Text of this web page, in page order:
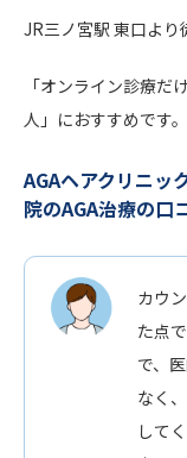
JR三ノ宮駅 東口より
「オンライン診療だ
人」におすすめです。
AGAヘアクリニッ
院のAGA治療の口
カウ
た点
で、
なく
して